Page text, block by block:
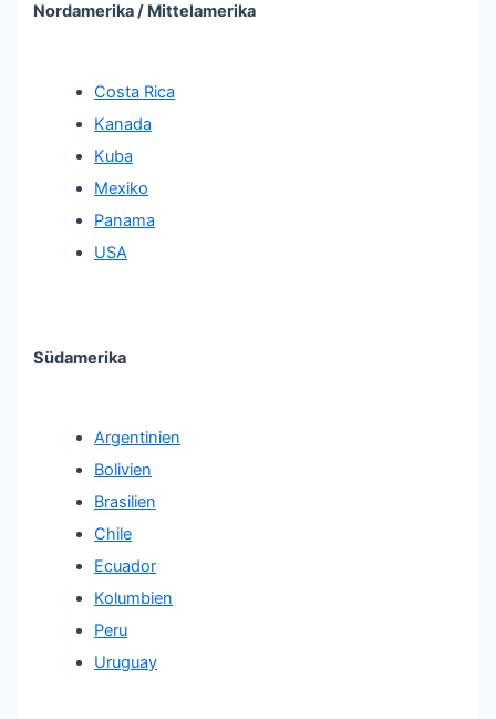
Nordamerika / Mittelamerika
Costa Rica
Kanada
Kuba
Mexiko
Panama
USA
Südamerika
Argentinien
Bolivien
Brasilien
Chile
Ecuador
Kolumbien
Peru
Uruguay